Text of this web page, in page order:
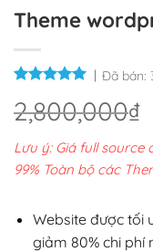
Theme
Đã bán:
2,800,000₫
Lưu ý: Giá full source
99% Toàn bộ các
Website được tối
giảm 80% chi phí